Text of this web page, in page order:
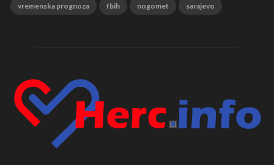
vremenska prognoza fbih nogomet sarajevo